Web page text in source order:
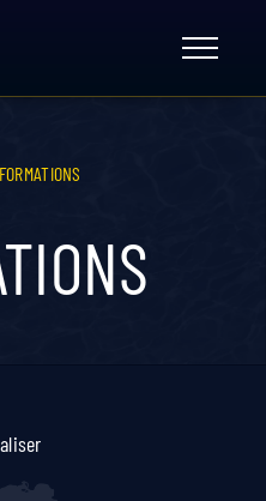
FORMATIONS